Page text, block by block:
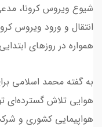
شیوع ویروس کرونا،
انتقال و ورود ویروس
همواره در روز‌های
به گفته محمد اسلامی
هوایی تلاش گسترده‌ای
هواپیمایی کشوری و